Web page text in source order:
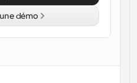
réunions avec plusieurs
démo